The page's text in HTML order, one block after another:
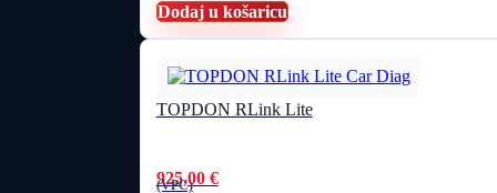
Dodaj u košaricu
TOPDON RLink Lite
925,00 €
(VPC)